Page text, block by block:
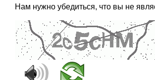
Нам нужно убедиться, что вы не